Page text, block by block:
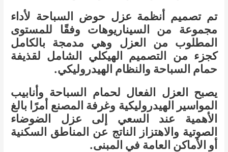
تم تصميم أنظمة عزل حوض السباحة لأداء
مجموعة من السيناريوهات وفقًا للمستوى
المطلوب من العزل وهي مدمجة بالكامل
كجزء من التصميم الهيكلي الشامل لقذيفة
حمام السباحة والنظام الهيدروليكي.
يصبح العزل الفعال لحمام السباحة وأنابيب
المواسير الهيدروليكية وغرفة المصنع أمرًا بالغ
الأهمية عند السعي إلى عزل الضوضاء
الصوتية والاهتزاز الناتج عن المناطق السكنية
أو الأماكن العامة في المبنى.